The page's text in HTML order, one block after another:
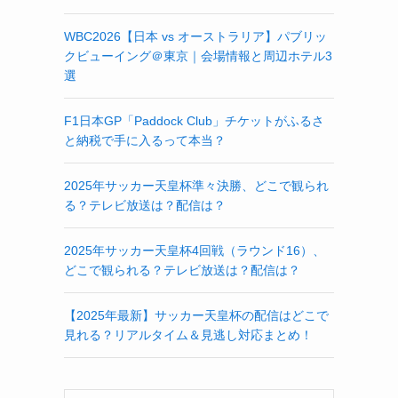
WBC2026【日本 vs オーストラリア】パブリッ
クビューイング＠東京｜会場情報と周辺ホテル3
選
F1日本GP「Paddock Club」チケットがふるさ
と納税で手に入るって本当？
2025年サッカー天皇杯準々決勝、どこで観られ
る？テレビ放送は？配信は？
2025年サッカー天皇杯4回戦（ラウンド16）、
どこで観られる？テレビ放送は？配信は？
【2025年最新】サッカー天皇杯の配信はどこで
見れる？リアルタイム＆見逃し対応まとめ！